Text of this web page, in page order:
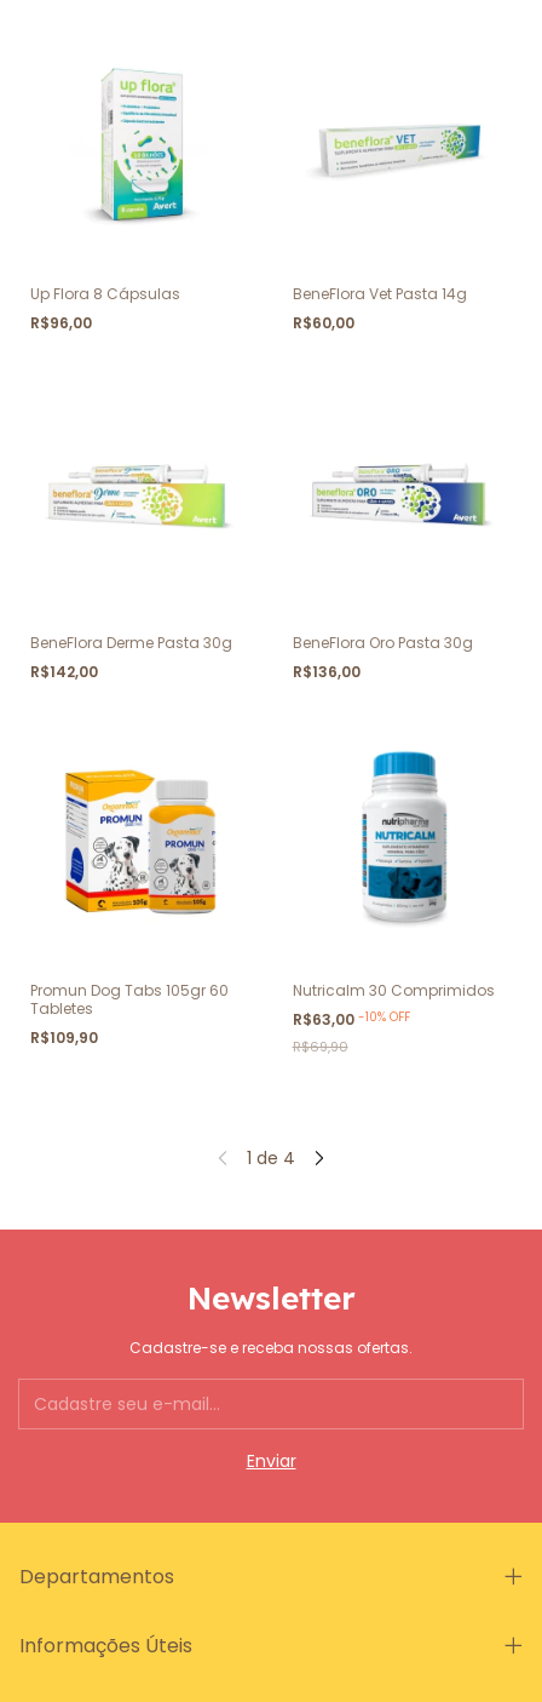
Up Flora 8 Cápsulas
R$96,00
BeneFlora Vet Pasta 14g
R$60,00
BeneFlora Derme Pasta 30g
R$142,00
BeneFlora Oro Pasta 30g
R$136,00
Promun Dog Tabs 105gr 60
Tabletes
R$109,90
Nutricalm 30 Comprimidos
R$63,00 -10% OFF
R$69,90
1 de 4
Newsletter
Cadastre-se e receba nossas ofertas.
Departamentos
Informações Úteis